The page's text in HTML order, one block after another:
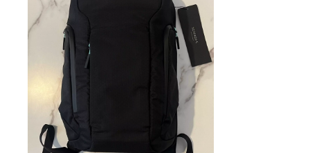
:
Hall
Effect
75
à
8
kHz